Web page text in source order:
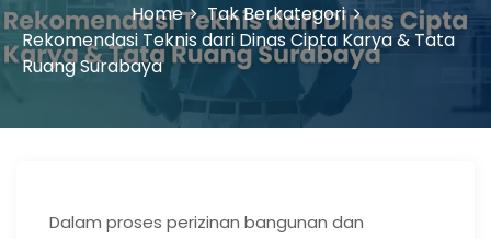
Home
Tak Berkategori
Rekomendasi Teknis dari Dinas Cipta Karya & Tata
Ruang Surabaya
Dalam proses perizinan bangunan dan